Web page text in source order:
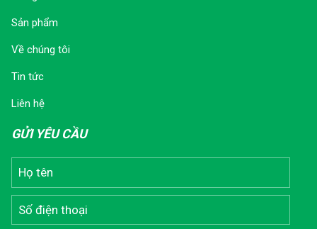
Sản phẩm
Về chúng tôi
Tin tức
Liên hệ
GỬI YÊU CẦU